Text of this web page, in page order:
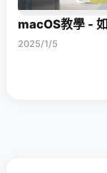
macOS教學 -
2025/1/5